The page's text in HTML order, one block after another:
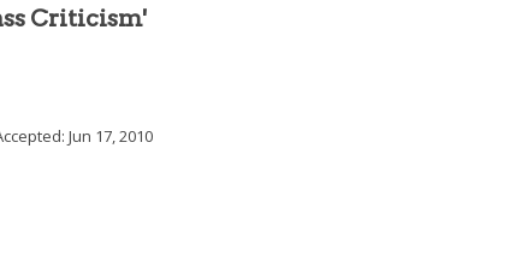
Criticism'
Jun 17, 2010